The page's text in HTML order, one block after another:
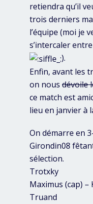
retiendra qu’il
trois derniers
l’équipe (moi je
s’intercaler
).
Enfin, avant les
on nous dévoile
ce match est
lieu en janvier à
On démarre en
Girondin08
sélection.
Trotxky
Maximus (cap) –
Truand